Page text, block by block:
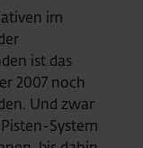
im
ist das
2007 noch
Und zwar
System